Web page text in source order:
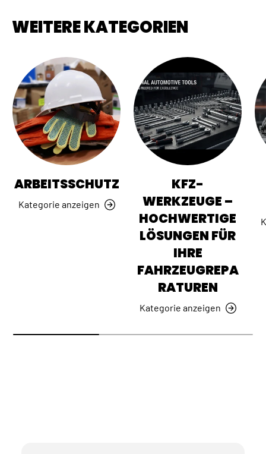
WEITERE KATEGORIEN
ARBEITSSCHUTZ
Kategorie anzeigen
KFZ-
WERKZEUGE –
HOCHWERTIGE
LÖSUNGEN FÜR
IHRE
FAHRZEUGREPA
RATUREN
Kategorie anzeigen